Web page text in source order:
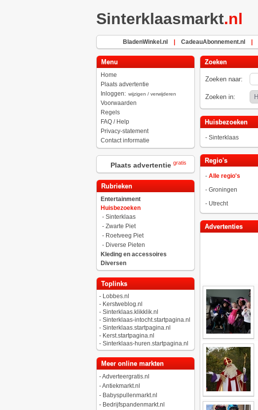
Sinterklaasmarkt.nl
BladenWinkel.nl CadeauAbonnement.nl
Menu
Home
Plaats advertentie
Inloggen: wijzigen / verwijderen
Voorwaarden
Regels
FAQ / Help
Privacy-statement
Contact informatie
Plaats advertentie gratis
Rubrieken
Entertainment
Huisbezoeken
- Sinterklaas
- Zwarte Piet
- Roetveeg Piet
- Diverse Pieten
Kleding en accessoires
Diversen
Toplinks
- Lobbes.nl
- Kerstweblog.nl
- Sinterklaas.klikklik.nl
- Sinterklaas-intocht.startpagina.nl
- Sinterklaas.startpagina.nl
- Kerst.startpagina.nl
- Sinterklaas-huren.startpagina.nl
Meer online markten
-Adverteergratis.nl
-Antiekmarkt.nl
- Babyspullenmarkt.nl
- Bedrijfspandenmarkt.nl
Zoeken
Zoeken naar:
Zoeken in:
Huisbezoeken
- Sinterklaas
Regio's
- Alle regio's
- Groningen
- Utrecht
Advertenties